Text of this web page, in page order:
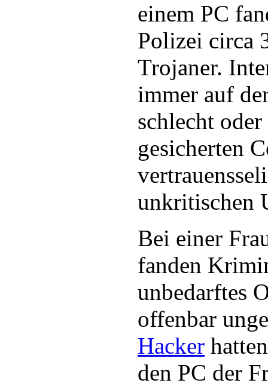
einem PC
Polizei circa
Trojaner.
immer auf
schlecht
gesicherten
unkritischen
Bei einer
fanden
unbedarftes
offenbar
Hacker
den PC der